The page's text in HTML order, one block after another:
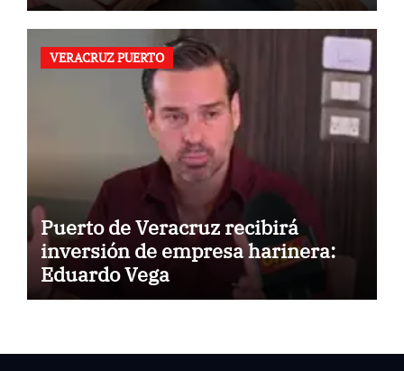
VERACRUZ PUERTO
Puerto de Veracruz recibirá
inversión de empresa harinera:
Eduardo Vega